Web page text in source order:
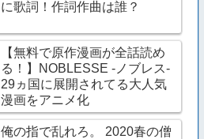
に歌詞！作詞作曲は誰？
【無料で原作漫画が全話読め
る！】NOBLESSE -ノブレス-
29ヵ国に展開されてる大人気
漫画をアニメ化
俺の指で乱れろ。 2020春の僧